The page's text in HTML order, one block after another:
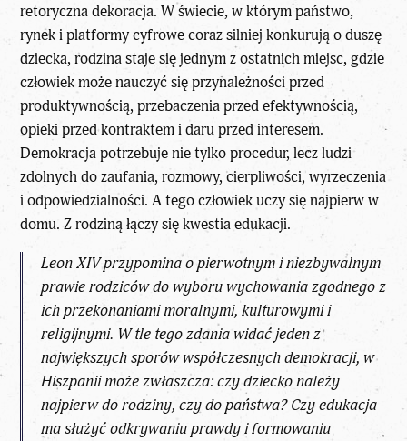
retoryczna dekoracja. W świecie, w którym państwo,
rynek i platformy cyfrowe coraz silniej konkurują o duszę
dziecka, rodzina staje się jednym z ostatnich miejsc, gdzie
człowiek może nauczyć się przynależności przed
produktywnością, przebaczenia przed efektywnością,
opieki przed kontraktem i daru przed interesem.
Demokracja potrzebuje nie tylko procedur, lecz ludzi
zdolnych do zaufania, rozmowy, cierpliwości, wyrzeczenia
i odpowiedzialności. A tego człowiek uczy się najpierw w
domu. Z rodziną łączy się kwestia edukacji.
Leon XIV przypomina o pierwotnym i niezbywalnym
prawie rodziców do wyboru wychowania zgodnego z
ich przekonaniami moralnymi, kulturowymi i
religijnymi. W tle tego zdania widać jeden z
największych sporów współczesnych demokracji, w
Hiszpanii może zwłaszcza: czy dziecko należy
najpierw do rodziny, czy do państwa? Czy edukacja
ma służyć odkrywaniu prawdy i formowaniu